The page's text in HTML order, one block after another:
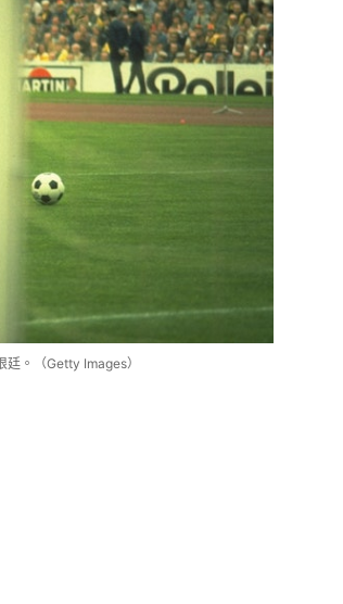
。（Getty Images）